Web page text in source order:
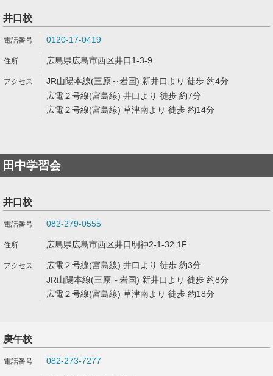
井口校
0120-17-0419
広島県広島市西区井口1-3-9
JR山陽本線(三原～岩国) 新井口より 徒歩 約4分
広電２号線(宮島線) 井口より 徒歩 約7分
広電２号線(宮島線) 草津南より 徒歩 約14分
田中学習会
井口校
082-279-0555
広島県広島市西区井口明神2-1-32 1F
広電２号線(宮島線) 井口より 徒歩 約3分
JR山陽本線(三原～岩国) 新井口より 徒歩 約8分
広電２号線(宮島線) 草津南より 徒歩 約18分
庚午校
082-273-7277